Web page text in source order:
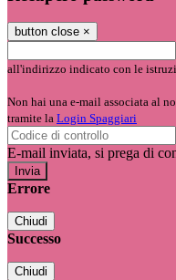
button close ×
all'indirizzo indicato con le
Non hai una e-mail associata al
tramite la Login Spaggiari
E-mail inviata, si prega di
Errore
Chiudi
Successo
Chiudi